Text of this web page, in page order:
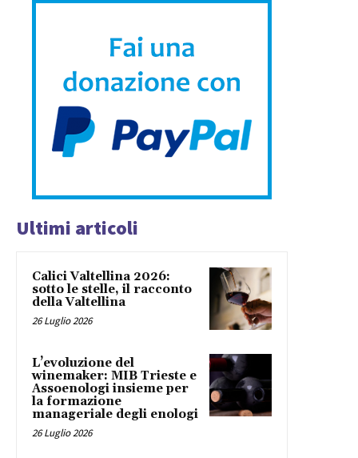
Ultimi articoli
Calici Valtellina 2026:
sotto le stelle, il racconto
della Valtellina
26 Luglio 2026
L’evoluzione del
winemaker: MIB Trieste e
Assoenologi insieme per
la formazione
manageriale degli enologi
26 Luglio 2026